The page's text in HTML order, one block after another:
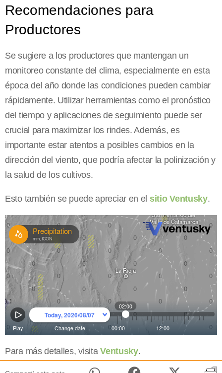
Recomendaciones para
Productores
Se sugiere a los productores que mantengan un
monitoreo constante del clima, especialmente en esta
época del año donde las condiciones pueden cambiar
rápidamente. Utilizar herramientas como el pronóstico
del tiempo y aplicaciones de seguimiento puede ser
crucial para maximizar los rindes. Además, es
importante estar atentos a posibles cambios en la
dirección del viento, que podría afectar la polinización y
la salud de los cultivos.
Esto también se puede apreciar en el sitio Ventusky.
Para más detalles, visitaVentusky.